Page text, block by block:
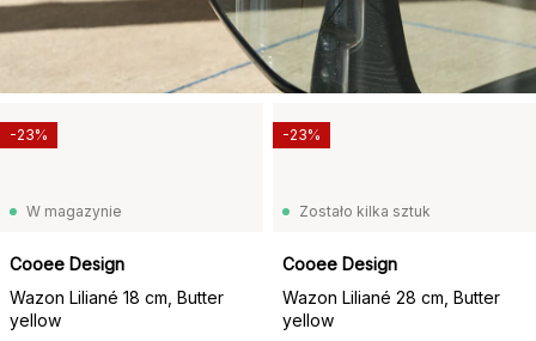
W magazynie
Cooee Design
Wazon Liliané 18 cm, Butter
yellow
-23%
Zostało kilka sztuk
Cooee Design
Wazon Liliané 28 cm, Butter
yellow
-23%